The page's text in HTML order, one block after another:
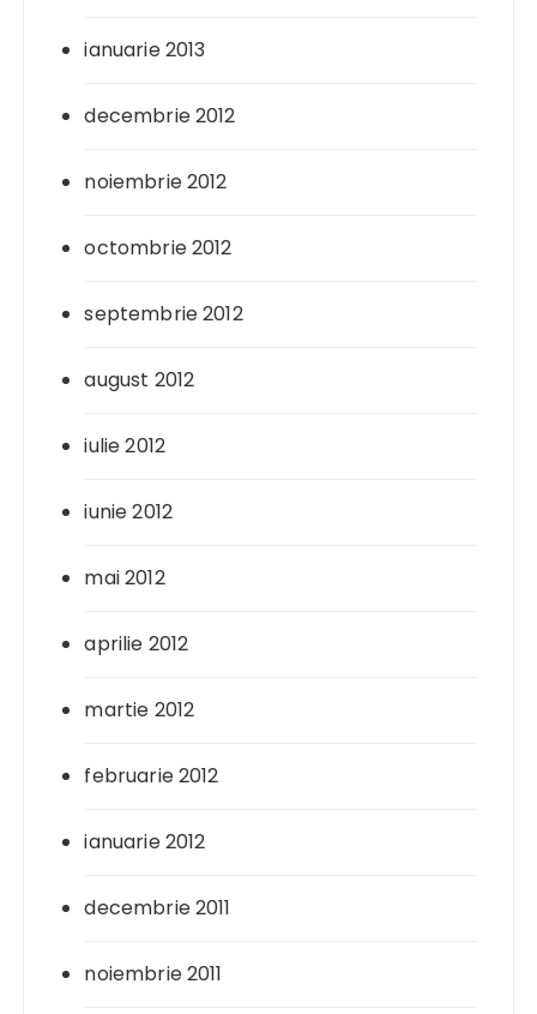
ianuarie 2013
decembrie 2012
noiembrie 2012
octombrie 2012
septembrie 2012
august 2012
iulie 2012
iunie 2012
mai 2012
aprilie 2012
martie 2012
februarie 2012
ianuarie 2012
decembrie 2011
noiembrie 2011